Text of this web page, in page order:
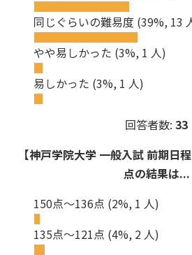
同じぐらいの難易度 (39%, 13
やや易しかった (3%, 1 人)
易しかった (3%, 1 人)
回答者数: 33
【神戸学院大学 一般入試 前期日
点の結果は...
150点～136点 (2%, 1 人)
135点～121点 (4%, 2 人)